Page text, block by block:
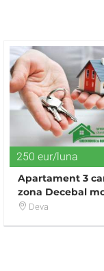
250 eur/luna
Apartament 3
zona Decebal
si utilat
Deva